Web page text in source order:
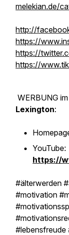
melekian.de/
http://
https://
https://
https://
WERBUNG
Lexington:
YouTube:
https://
#älterwerden
#motivation
#lebensfreude